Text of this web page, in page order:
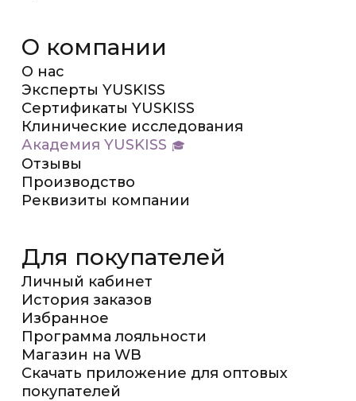
О компании
О нас
Эксперты YUSKISS
Сертификаты YUSKISS
Клинические исследования
Академия YUSKISS
Отзывы
Производство
Реквизиты компании
Для покупателей
Личный кабинет
История заказов
Избранное
Программа лояльности
Магазин на WB
Скачать приложение для оптовых
покупателей